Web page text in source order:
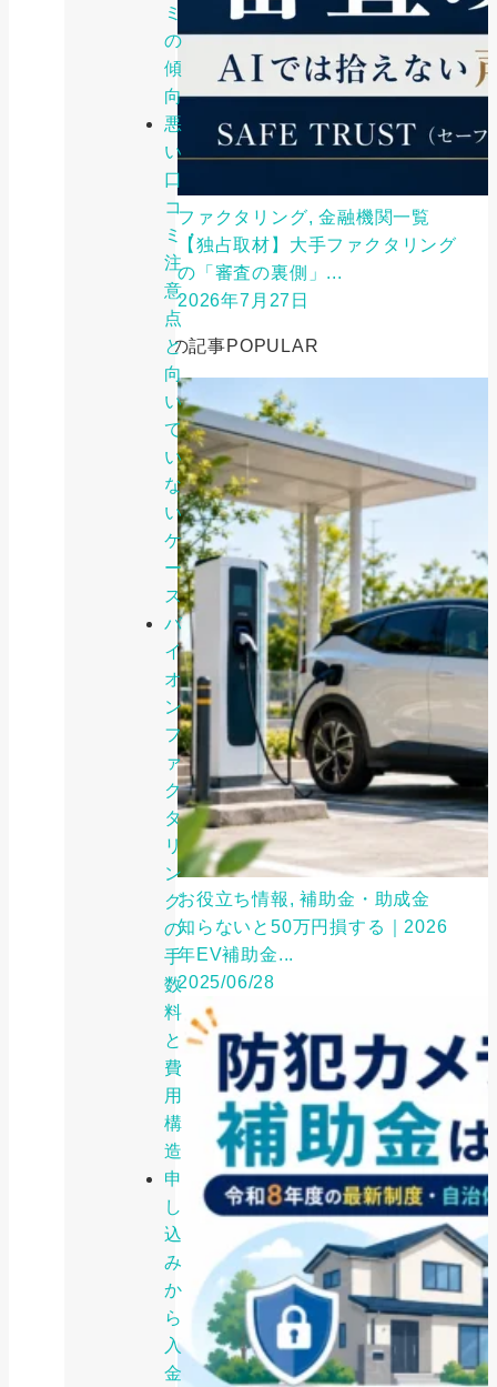
ミ
の
傾
向
悪
い
口
コ
ミ・
注
意
点
と
向
い
て
い
な
い
ケ
ー
ス
バ
イ
オ
ン
フ
ァ
ク
タ
リ
ン
グ
の
手
数
料
と
費
用
構
造
申
し
込
み
か
ら
入
金
ファクタリング, 金融機関一覧
【独占取材】大手ファクタリング
の「審査の裏側」...
2026年7月27日
人気の記事POPULAR
お役立ち情報, 補助金・助成金
知らないと50万円損する｜2026
年EV補助金...
2025/06/28